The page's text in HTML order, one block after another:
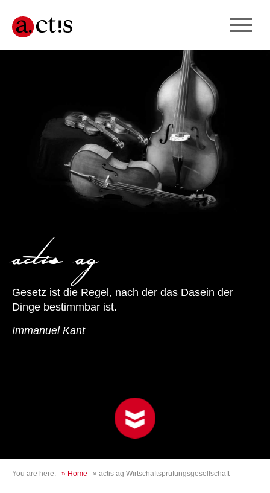
actis ag
Gesetz ist die Regel, nach der das Dasein der
Dinge bestimmbar ist.
Immanuel Kant
You are here: » Home » actis ag Wirtschaftsprüfungsgesellschaft